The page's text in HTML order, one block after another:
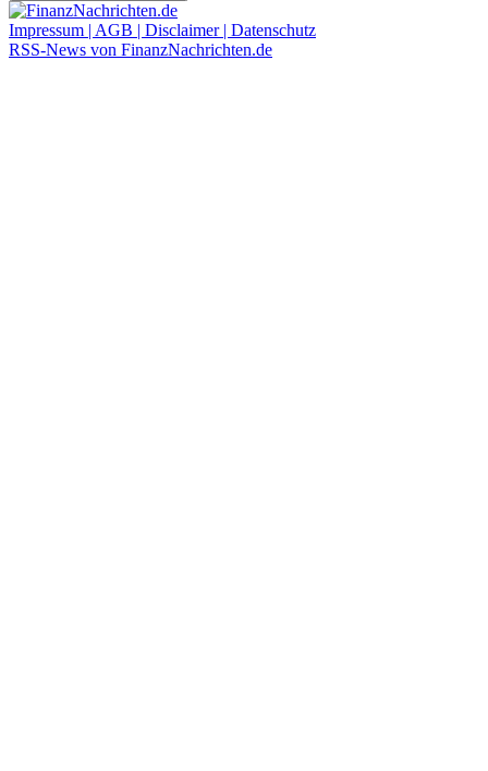
Impressum | AGB | Disclaimer | Datenschutz
RSS-News von FinanzNachrichten.de